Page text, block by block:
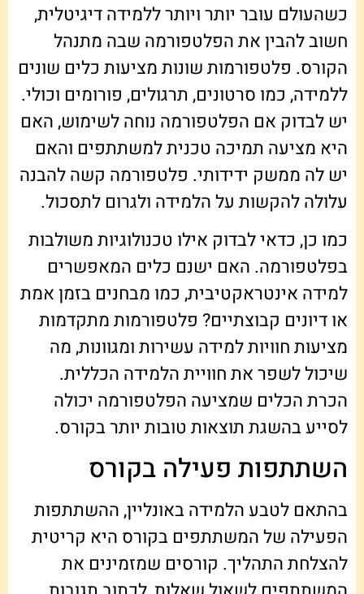
כשהעולם עובר יותר ויותר ללמידה דיגיטלית,
חשוב להבין את הפלטפורמה שבה מתנהל
הקורס. פלטפורמות שונות מציעות כלים שונים
ללמידה, כמו סרטונים, תרגולים, פורומים וכולי.
יש לבדוק אם הפלטפורמה נוחה לשימוש, האם
היא מציעה תמיכה טכנית למשתתפים והאם
יש לה ממשק ידידותי. פלטפורמה קשה להבנה
עלולה להקשות על הלמידה ולגרום לתסכול.
כמו כן, כדאי לבדוק אילו טכנולוגיות משולבות
בפלטפורמה. האם ישנם כלים המאפשרים
למידה אינטראקטיבית, כמו מבחנים בזמן אמת
או דיונים קבוצתיים? פלטפורמות מתקדמות
מציעות חוויות למידה עשירות ומגוונות, מה
שיכול לשפר את חוויית הלמידה הכללית.
הכרת הכלים שמציעה הפלטפורמה יכולה
לסייע בהשגת תוצאות טובות יותר בקורס.
השתתפות פעילה בקורס
בהתאם לטבע הלמידה באונליין, ההשתתפות
הפעילה של המשתתפים בקורס היא קריטית
להצלחת התהליך. קורסים שמזמינים את